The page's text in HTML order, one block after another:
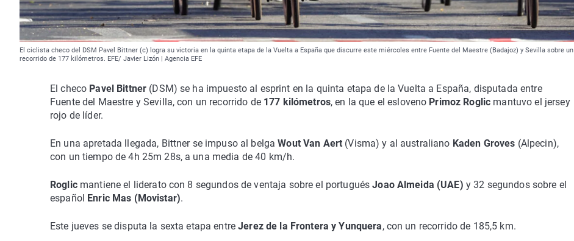
El ciclista checo del DSM Pavel Bittner (c) logra su victoria en la quinta etapa de la Vuelta a España que discurre este miércoles entre Fuente del Maestre (Badajoz) y Sevilla sobre un
recorrido de 177 kilómetros. EFE/ Javier Lizón | Agencia EFE
El checo Pavel Bittner (DSM) se ha impuesto al esprint en la quinta etapa de la Vuelta a España, disputada entre
Fuente del Maestre y Sevilla, con un recorrido de177 kilómetros, en la que el esloveno Primoz Roglic mantuvo el jersey
rojo de líder.
En una apretada llegada, Bittner se impuso al belga Wout Van Aert (Visma) y al australiano Kaden Groves (Alpecin),
con un tiempo de 4h 25m 28s, a una media de 40 km/h.
Roglicmantiene el liderato con 8 segundos de ventaja sobre el portuguésJoao Almeida (UAE) y 32 segundos sobre el
español Enric Mas (Movistar).
Este jueves se disputa la sexta etapa entre Jerez de la Frontera y Yunquera, con un recorrido de 185,5 km.